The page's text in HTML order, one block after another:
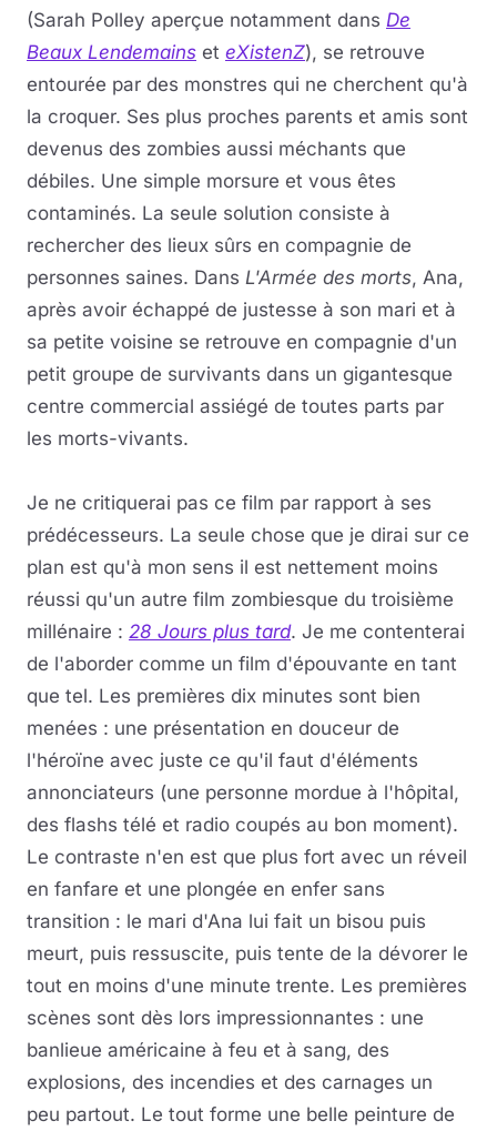
(Sarah Polley aperçue notamment dans De
Beaux Lendemains et eXistenZ), se retrouve
entourée par des monstres qui ne cherchent qu'à
la croquer. Ses plus proches parents et amis sont
devenus des zombies aussi méchants que
débiles. Une simple morsure et vous êtes
contaminés. La seule solution consiste à
rechercher des lieux sûrs en compagnie de
personnes saines. Dans L'Armée des morts, Ana,
après avoir échappé de justesse à son mari et à
sa petite voisine se retrouve en compagnie d'un
petit groupe de survivants dans un gigantesque
centre commercial assiégé de toutes parts par
les morts-vivants.
Je ne critiquerai pas ce film par rapport à ses
prédécesseurs. La seule chose que je dirai sur ce
plan est qu'à mon sens il est nettement moins
réussi qu'un autre film zombiesque du troisième
millénaire : 28 Jours plus tard. Je me contenterai
de l'aborder comme un film d'épouvante en tant
que tel. Les premières dix minutes sont bien
menées : une présentation en douceur de
l'héroïne avec juste ce qu'il faut d'éléments
annonciateurs (une personne mordue à l'hôpital,
des flashs télé et radio coupés au bon moment).
Le contraste n'en est que plus fort avec un réveil
en fanfare et une plongée en enfer sans
transition : le mari d'Ana lui fait un bisou puis
meurt, puis ressuscite, puis tente de la dévorer le
tout en moins d'une minute trente. Les premières
scènes sont dès lors impressionnantes : une
banlieue américaine à feu et à sang, des
explosions, des incendies et des carnages un
peu partout. Le tout forme une belle peinture de